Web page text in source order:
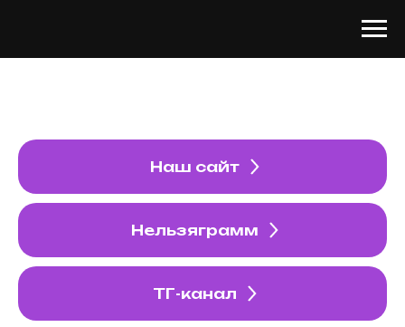
Наш сайт
Нельзяграмм
ТГ-канал